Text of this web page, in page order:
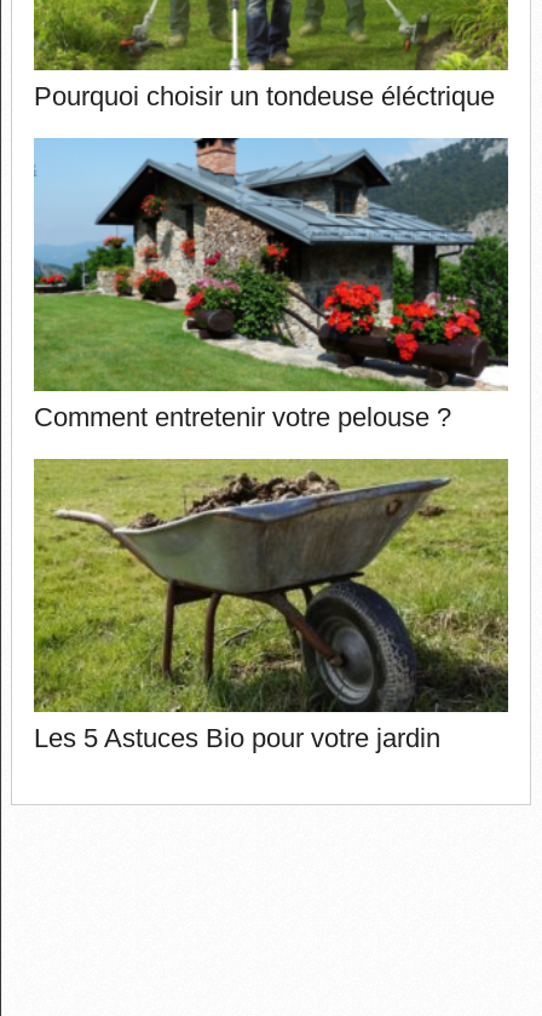
Pourquoi choisir un tondeuse éléctrique
Comment entretenir votre pelouse ?
Les 5 Astuces Bio pour votre jardin